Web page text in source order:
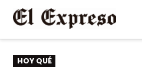
Saltar
contenido
PUBLICADO
EN
HOY QUÉ